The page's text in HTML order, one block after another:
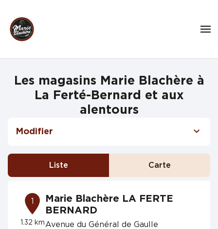
Les magasins Marie Blachère à
La Ferté-Bernard et aux
alentours
Modifier
Liste Carte
1
1.32 km
Marie Blachère LA FERTE
BERNARD
Avenue du Général de Gaulle